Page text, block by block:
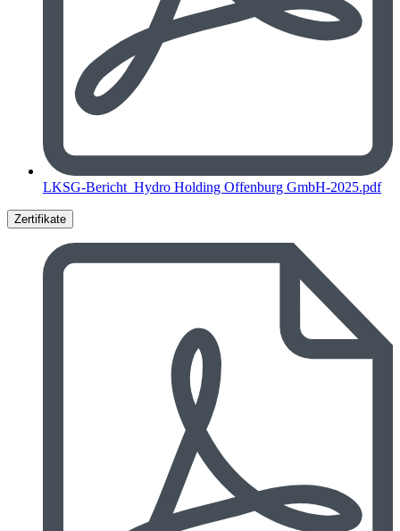
LKSG-Bericht_Hydro Holding Offenburg GmbH-2025.pdf
Zertifikate